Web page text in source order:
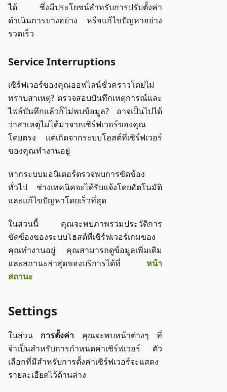
ได้ ซึ่งมีประโยชน์สำหรับการปรับตั้งค่า
ดำเนินการบางอย่าง หรือแก้ไขปัญหาอย่าง
รวดเร็ว
Service Interruptions
เซิร์ฟเวอร์ของคุณออฟไลน์ชั่วคราวโดยไม่
ทราบสาเหตุ? ตรวจสอบบันทึกเหตุการณ์และ
ไฟล์บันทึกแล้วก็ไม่พบข้อมูล? อาจเป็นไปได้
ว่าสาเหตุไม่ได้มาจากเซิร์ฟเวอร์ของคุณ
โดยตรง แต่เกิดจากระบบโฮสต์ที่เซิร์ฟเวอร์
ของคุณทำงานอยู่
หากระบบมอนิเตอร์ตรวจพบการขัดข้อง
ทั่วไป ช่างเทคนิคจะได้รับแจ้งโดยอัตโนมัติ
และแก้ไขปัญหาโดยเร็วที่สุด
ในส่วนนี้ คุณจะพบภาพรวมประวัติการ
ขัดข้องของระบบโฮสต์ที่เซิร์ฟเวอร์เกมของ
คุณทำงานอยู่ คุณสามารถดูข้อมูลเพิ่มเติม
และสถานะล่าสุดของบริการได้ที่ หน้า
สถานะ
Settings
ในส่วน การตั้งค่า คุณจะพบหน้าต่างๆ ที่
จำเป็นสำหรับการกำหนดค่าเซิร์ฟเวอร์ ตัว
เลือกที่มีสำหรับการตั้งค่าเซิร์ฟเวอร์จะแสดง
รายละเอียดไว้ด้านล่าง